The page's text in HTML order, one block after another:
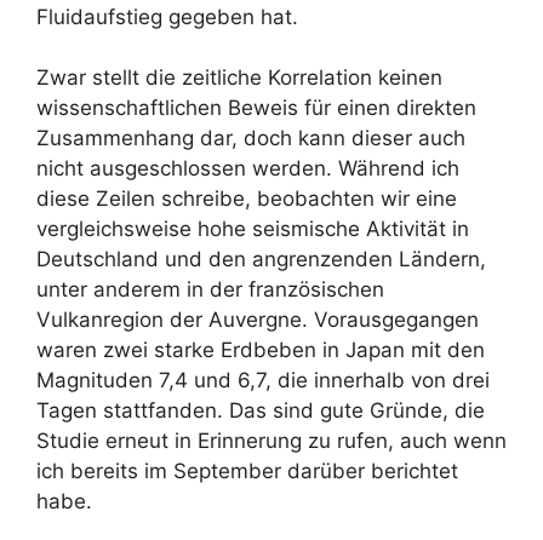
Fluidaufstieg gegeben hat.
Zwar stellt die zeitliche Korrelation keinen
wissenschaftlichen Beweis für einen direkten
Zusammenhang dar, doch kann dieser auch
nicht ausgeschlossen werden. Während ich
diese Zeilen schreibe, beobachten wir eine
vergleichsweise hohe seismische Aktivität in
Deutschland und den angrenzenden Ländern,
unter anderem in der französischen
Vulkanregion der Auvergne. Vorausgegangen
waren zwei starke Erdbeben in Japan mit den
Magnituden 7,4 und 6,7, die innerhalb von drei
Tagen stattfanden. Das sind gute Gründe, die
Studie erneut in Erinnerung zu rufen, auch wenn
ich bereits im September darüber berichtet
habe.